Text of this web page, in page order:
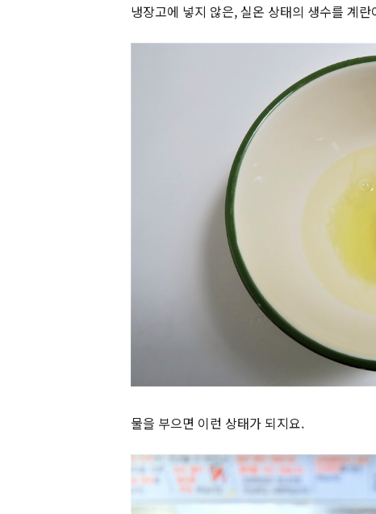
냉장고에 넣지 않은, 실온 상태의 생수를 계
물을 부으면 이런 상태가 되지요.